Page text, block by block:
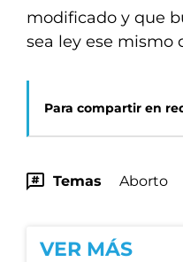
modificado y que
sea ley ese mismo
Para compartir en
Temas Aborto
VER MÁS